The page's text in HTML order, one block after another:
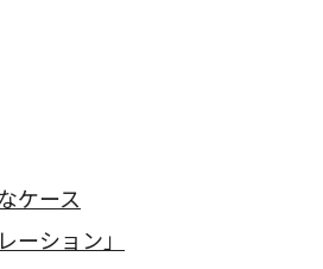
ケース
ション」